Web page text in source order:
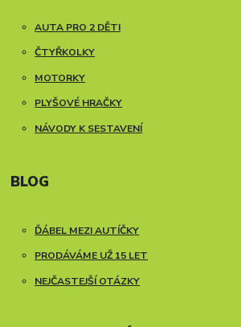
AUTA PRO 2 DĚTI
ČTYŘKOLKY
MOTORKY
PLYŠOVÉ HRAČKY
NÁVODY K SESTAVENÍ
BLOG
ĎÁBEL MEZI AUTÍČKY
PRODÁVÁME UŽ 15 LET
NEJČASTEJŠÍ OTÁZKY